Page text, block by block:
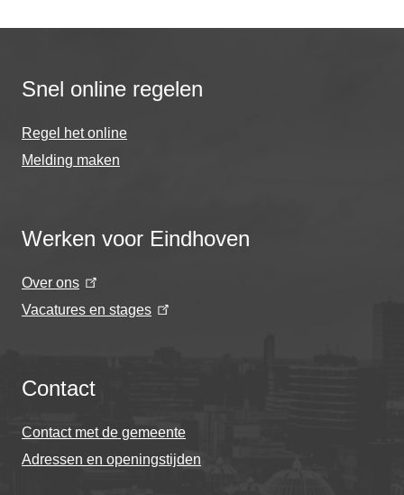
Snel online regelen
Regel het online
Melding maken
Werken voor Eindhoven
Over ons
Vacatures en stages
Contact
Contact met de gemeente
Adressen en openingstijden